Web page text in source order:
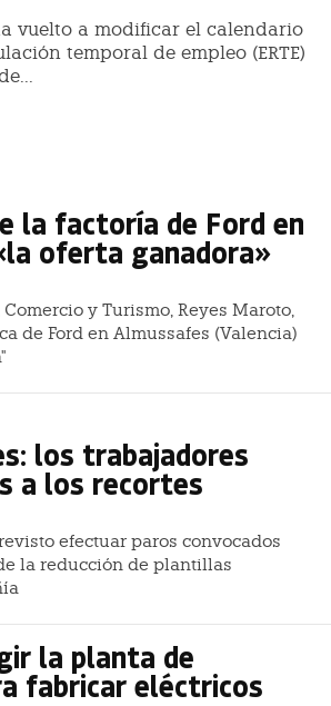
vuelto a modificar el calendario
temporal de empleo (ERTE)
la factoría de Ford en
oferta ganadora»
y Turismo, Reyes Maroto,
de Ford en Almussafes (Valencia)
los trabajadores
a los recortes
efectuar paros convocados
la reducción de plantillas
la planta de
fabricar eléctricos